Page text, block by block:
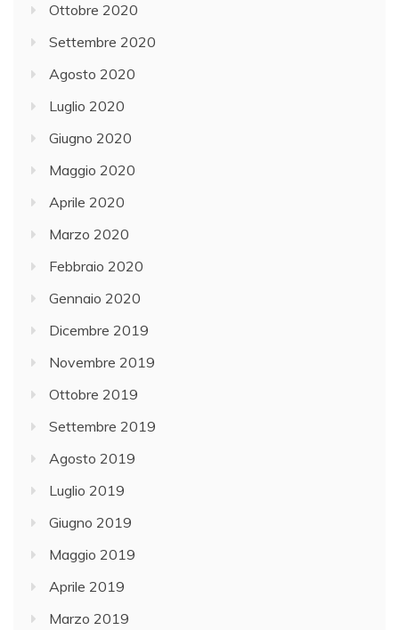
Ottobre 2020
Settembre 2020
Agosto 2020
Luglio 2020
Giugno 2020
Maggio 2020
Aprile 2020
Marzo 2020
Febbraio 2020
Gennaio 2020
Dicembre 2019
Novembre 2019
Ottobre 2019
Settembre 2019
Agosto 2019
Luglio 2019
Giugno 2019
Maggio 2019
Aprile 2019
Marzo 2019